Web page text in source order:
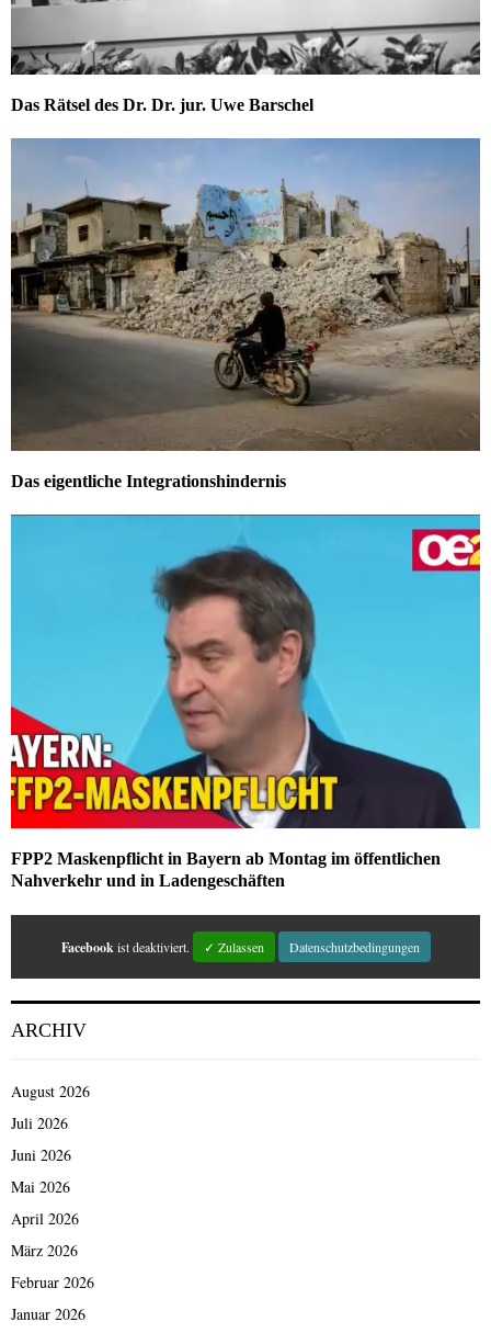
Das Rätsel des Dr. Dr. jur. Uwe Barschel
Das eigentliche Integrationshindernis
FPP2 Maskenpflicht in Bayern ab Montag im öffentlichen
Nahverkehr und in Ladengeschäften
Facebook ist deaktiviert. ✓ Zulassen Datenschutzbedingungen
ARCHIV
August 2026
Juli 2026
Juni 2026
Mai 2026
April 2026
März 2026
Februar 2026
Januar 2026